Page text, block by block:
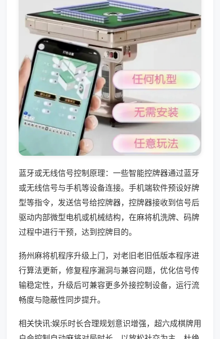
蓝牙或无线信号控制原理：一些智能控牌器通过蓝牙
或无线信号与手机等设备连接。手机端软件预设好牌
型等指令，发送信号给控牌器，控牌器接收到信号后
驱动内部微型电机或机械结构，在麻将机洗牌、码牌
过程中进行干预，达到控牌目的。
扬州麻将机程序升级上门，对老旧老旧低版本程序进
行算法更新，修复程序漏洞与兼容问题，优化信号传
输稳定性，升级后可兼容更多外接控制设备，运行流
畅度与隐蔽性同步提升。
相关快讯:娱乐时长合理规划意识增强，超六成棋牌用